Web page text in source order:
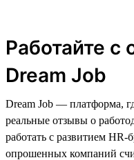
Работайте с
Dream Job
Dream Job — платформа,
реальные отзывы о
работать с развитием
опрошенных компаний